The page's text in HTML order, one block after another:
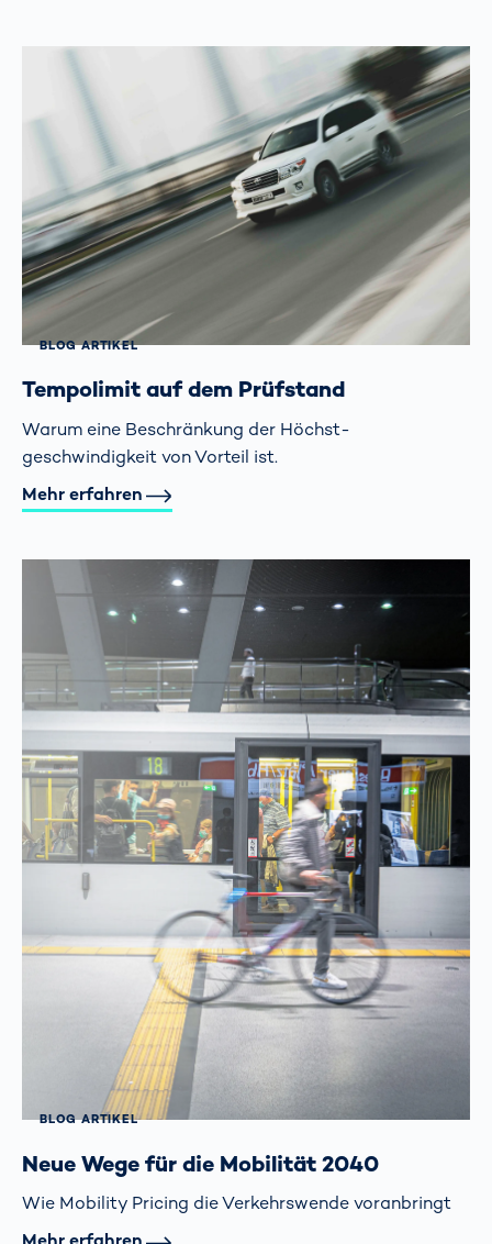
BLOG ARTIKEL
Tempolimit auf dem Prüfstand
Warum eine Beschränkung der Höchst­
geschwindigkeit von Vorteil ist.
Mehr erfahren
BLOG ARTIKEL
Neue Wege für die Mobilität 2040
Wie Mobility Pricing die Verkehrs­wende voranbringt